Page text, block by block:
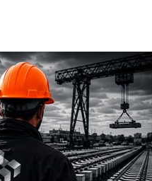
biznesowy. Dostarcza
BHP: rękawice
odpowiednie certyfikaty. W
i domową.…